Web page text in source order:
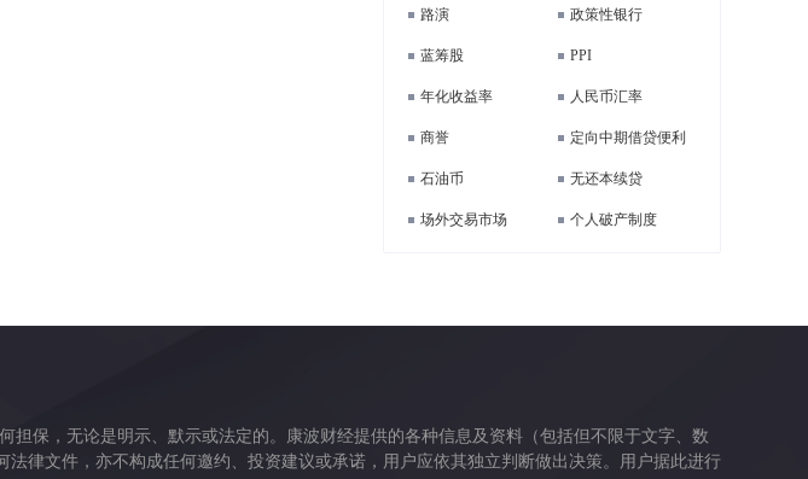
路演 政策性银行
蓝筹股 PPI
年化收益率 人民币汇率
商誉 定向中期借贷便利
石油币 无还本续贷
场外交易市场 个人破产制度
保，无论是明示、默示或法定的。康波财经提供的各种信息及资料（包括但不限于文字、数
律文件，亦不构成任何邀约、投资建议或承诺，用户应依其独立判断做出决策。用户据此进行